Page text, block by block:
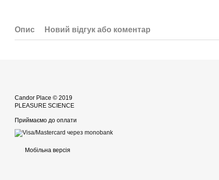
Опис Новий відгук або коментар
Candor Place © 2019
PLEASURE SCIENCE
Приймаємо до оплати
Мобільна версія